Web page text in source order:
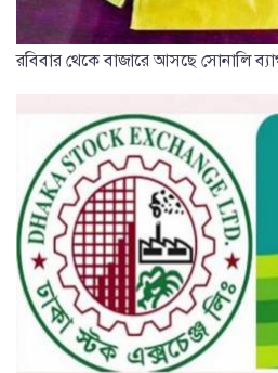
রবিবার থেকে বাজারে আসছে সোনালি